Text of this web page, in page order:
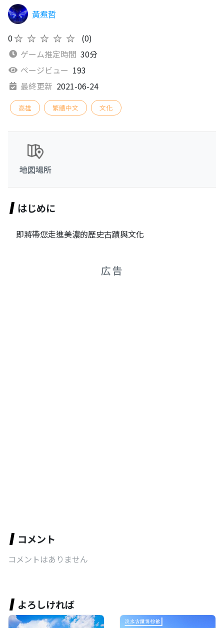
黃焄哲
0★★★★★
(0)
ゲーム推定時間 30分
ページビュー 193
最終更新 2021-06-24
高雄 繁體中文 文化
地図場所
はじめに
即將帶您走進美濃的歷史古蹟與文化
広告
コメント
コメントはありません
よろしければ